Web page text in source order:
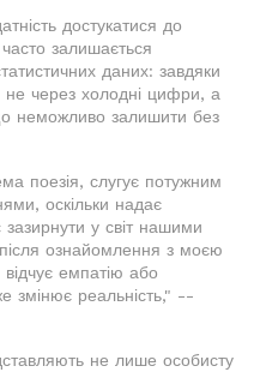
достукатися до
залишається
даних: завдяки
не через холодні цифри, а
неможливо залишити без
поезія, слугує потужним
оскільки надає
у світ нашими
ознайомлення з моєю
емпатію або
змінює реальність," --
не лише особисту